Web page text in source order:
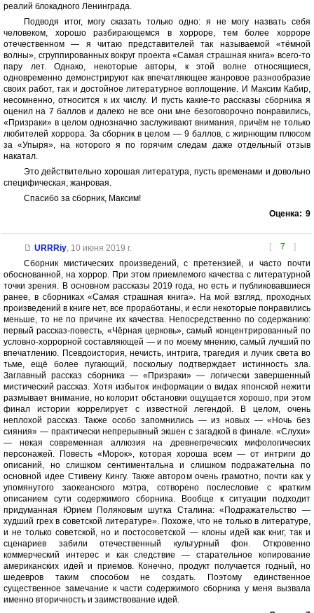
реалий блокадного Ленинграда.
Подводя итог, могу сказать только одно: я не могу назвать себя
человеком, хорошо разбирающемся в хорроре, тем более хорроре
отечественном — я читаю представителей так называемой «тёмной
волны», сгруппированных вокруг проекта «Самая страшная книга» всего-то
пару лет. Однако, некоторые авторы, к этой волне относящиеся,
одновременно демонстрируют как впечатляющее жанровое разнообразие
своих работ, так и достойное литературное воплощение. И Максим Кабир,
несомненно, относится к их числу. И пусть какие-то рассказы сборника я
оценил на 7 баллов и далеко не все они мне безоговорочно понравились,
«Призраки» в целом однозначно заслуживают внимания, причём не только
любителей хоррора. За сборник в целом — 9 баллов, с жирнющим плюсом
за «Упыря», на которого я по горячим следам даже отдельный отзыв
накатал.
Это действительно хорошая литература, пусть временами и довольно
специфическая, жанровая.
Спасибо за сборник, Максим!
Оценка: 9
[ 7 ]
URRRiy, 10 июня 2019 г.
Сборник мистических произведений, с претензией, и часто почти
обоснованной, на хоррор. При этом приемлемого качества с литературной
точки зрения. В основном рассказы 2019 года, но есть и публиковавшиеся
ранее, в сборниках «Самая страшная книга». На мой взгляд, проходных
произведений в книге нет, все проработаны, и если некоторые понравились
меньше, то не по причине их качества. Непосредственно по содержанию:
первый рассказ-повесть, «Чёрная церковь», самый концентрированный по
условно-хоррорной составляющей — и по моему мнению, самый лучший по
впечатлению. Псевдоистория, нечисть, интрига, трагедия и лучик света во
тьме, ещё более пугающий, поскольку подтверждает истинность зла.
Заглавный рассказ сборника — «Призраки» — логически завершенный
мистический рассказ. Хотя избыток информации о видах японской нежити
размывает внимание, но колорит обстановки ощущается хорошо, при этом
финал истории коррелирует с известной легендой. В целом, очень
неплохой рассказ. Также особо запомнились — из новых — «Ночь без
сияния» — практически непрерывный экшен с загадкой в финале. «Слухи»
— некая современная аллюзия на древнегреческих мифологических
персонажей. Повесть «Морок», которая хороша всем — от интриги до
описаний, но слишком сентиментальна и слишком подражательна по
основной идее Стивену Кингу. Также автором очень грамотно, почти как у
упомянутого заокеанского мэтра, сотворено послесловие с кратким
описанием сути содержимого сборника. Вообще к ситуации подходит
придуманная Юрием Поляковым шутка Сталина: «Подражательство —
худший грех в советской литературе». Похоже, что не только в литературе,
и не только советской, но и постосоветской — клоны идей как книг, так и
сценариев забили отечественный культурный фон. Откровенно
коммерческий интерес и как следствие — старательное копирование
американских идей и приемов. Конечно, продукт получается годный, но
шедевров таким способом не создать. Поэтому единственное
существенное замечание к части содержимого сборника у меня вызвала
именно вторичность и заимствование идей.